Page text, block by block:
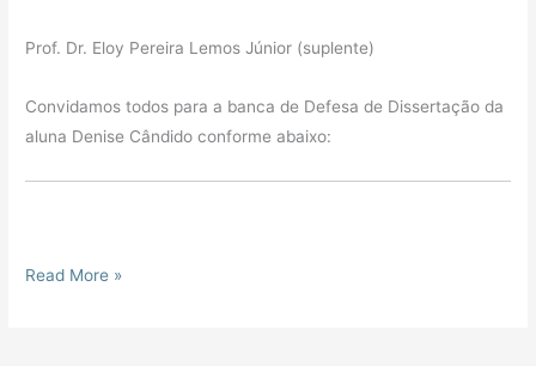
Prof. Dr. Eloy Pereira Lemos Júnior (suplente)
Convidamos todos para a banca de Defesa de Dissertação da
aluna Denise Cândido conforme abaixo:
Read More »